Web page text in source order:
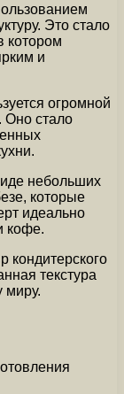
Это стало
котором
и
огромной
Оно стало
небольших
которые
идеально
кофе.
текстура
миру.